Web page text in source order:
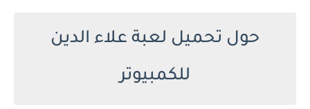
حول تحميل لعبة علاء الدين
للكمبيوتر